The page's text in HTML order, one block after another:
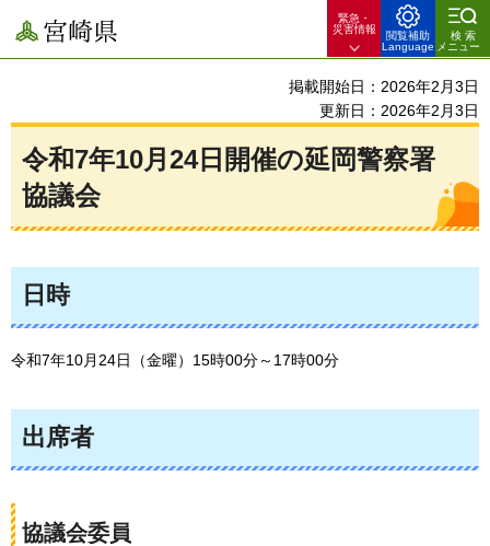
宮崎県
緊急・
災害情報
閲覧補助
Language
検索
メニュー
掲載開始日：2026年2月3日
更新日：2026年2月3日
令和7年10月24日開催の延岡警察署
協議会
日時
令和7年10月24日（金曜）15時00分～17時00分
出席者
協議会委員